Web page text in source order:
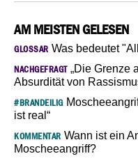
AM MEISTEN GELESEN
GLOSSAR Was bedeutet
NACHGEFRAGT„Die Grenze
Absurdität von
#BRANDEILIG
ist real“
KOMMENTAR Wann ist ein
Moscheeangriff?